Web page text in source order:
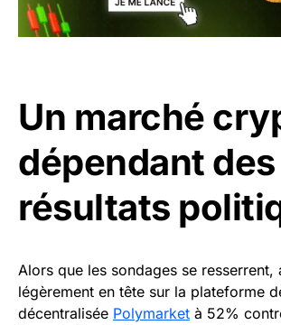
Un marché
dépendant des
résultats
Alors que les sondages se resserrent,
légèrement en tête sur la plateforme
décentralisée Polymarket à 52%